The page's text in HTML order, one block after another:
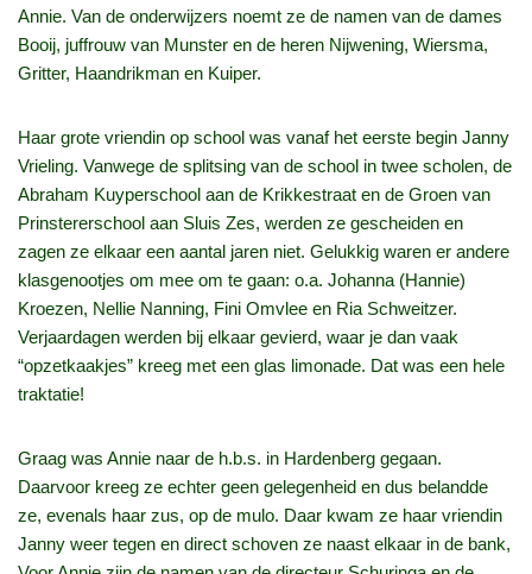
Annie. Van de onderwijzers noemt ze de namen van de dames
Booij, juffrouw van Munster en de heren Nijwening, Wiersma,
Gritter, Haandrikman en Kuiper.
Haar grote vriendin op school was vanaf het eerste begin Janny
Vrieling. Vanwege de splitsing van de school in twee scholen, de
Abraham Kuyperschool aan de Krikkestraat en de Groen van
Prinstererschool aan Sluis Zes, werden ze gescheiden en
zagen ze elkaar een aantal jaren niet. Gelukkig waren er andere
klasgenootjes om mee om te gaan: o.a. Johanna (Hannie)
Kroezen, Nellie Nanning, Fini Omvlee en Ria Schweitzer.
Verjaardagen werden bij elkaar gevierd, waar je dan vaak
“opzetkaakjes” kreeg met een glas limonade. Dat was een hele
traktatie!
Graag was Annie naar de h.b.s. in Hardenberg gegaan.
Daarvoor kreeg ze echter geen gelegenheid en dus belandde
ze, evenals haar zus, op de mulo. Daar kwam ze haar vriendin
Janny weer tegen en direct schoven ze naast elkaar in de bank,